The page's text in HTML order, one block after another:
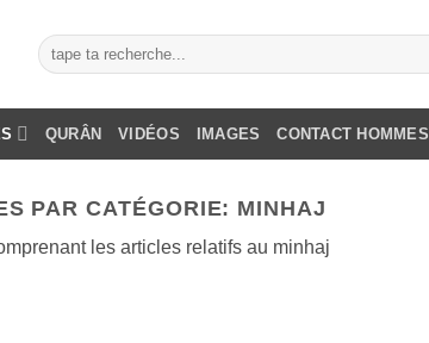
QURÂN VIDÉOS IMAGES CONTACT HOMMES
PAR CATÉGORIE: MINHAJ
les articles relatifs au minhaj